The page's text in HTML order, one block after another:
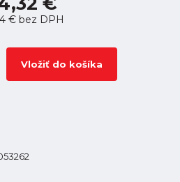
€ bez DPH
Vložiť do košíka